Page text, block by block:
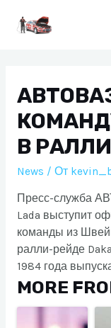
В
News / От
Пресс-служба
Lada выступит
команды из
ралли-рейде
1984 года
MORE